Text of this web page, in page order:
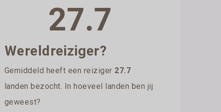
27.7
Wereldreiziger?
Gemiddeld heeft een reiziger 27.7
landen bezocht. In hoeveel landen ben jij
geweest?